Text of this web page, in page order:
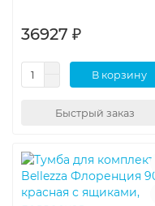
36927 ₽
В корзину
Быстрый заказ